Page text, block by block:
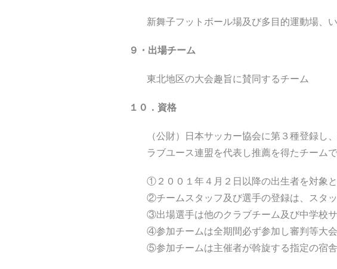
新舞子フットボール場及び多目的運動場、
９・出場チーム
東北地区の大会趣旨に賛同するチーム
１０．資格
（公財）日本サッカー協会に第３種登録
ラブユース連盟を代表し推薦を得たチーム
①２００１年４月２日以降の出生者を対象
②チームスタッフ及び選手の登録は、スタ
③出場選手は他のクラブチーム及び中学校
④参加チームは全期間必ず参加し審判等大
⑤参加チームは主催者が斡旋する指定の宿